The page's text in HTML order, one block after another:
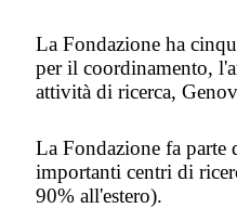
La Fondazione ha
per il coordinamento,
attività di ricerca,
La Fondazione fa
importanti centri di
90% all'estero).